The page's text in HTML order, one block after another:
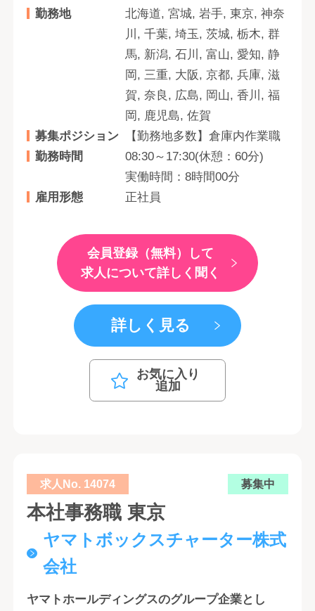
勤務地
北海道, 宮城, 岩手, 東京, 神奈
川, 千葉, 埼玉, 茨城, 栃木, 群
馬, 新潟, 石川, 富山, 愛知, 静
岡, 三重, 大阪, 京都, 兵庫, 滋
賀, 奈良, 広島, 岡山, 香川, 福
岡, 鹿児島, 佐賀
募集ポジション
【勤務地多数】倉庫内作業職
勤務時間
08:30～17:30(休憩：60分)
実働時間：8時間00分
雇用形態
正社員
会員登録（無料）して
求人について詳しく聞く
詳しく見る
お気に入り
追加
求人No. 14074 募集中
本社事務職 東京
ヤマトボックスチャーター株式
会社
ヤマトホールディングスのグループ企業とし